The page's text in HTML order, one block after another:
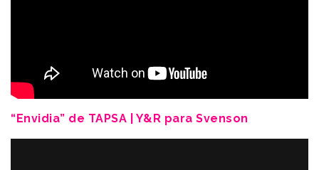
“Envidia” de TAPSA | Y&R para Svenson